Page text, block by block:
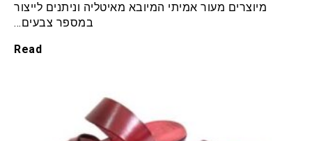
מיוצרים מעור אמיתי המיובא מאיטליה וניתנים לייצור
במספר צבעים…
Read